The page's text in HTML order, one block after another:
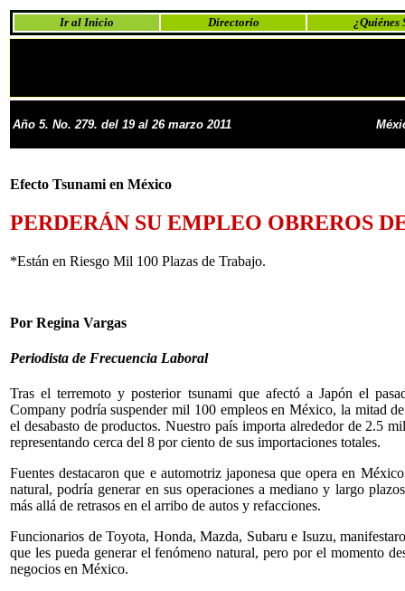
Ir al Inicio Directorio ¿Quiénes
Año 5. No. 279. del 19 al 26 marzo 2011
Efecto Tsunami en México
PERDERÁN SU EMPLEO OBREROS
*Están en Riesgo Mil 100 Plazas de Trabajo.
Por Regina Vargas
Periodista de Frecuencia Laboral
Tras el terremoto y posterior tsunami que afectó a Japón el
Company podría suspender mil 100 empleos en México, la mitad
el desabasto de productos. Nuestro país importa alrededor de 2.5
representando cerca del 8 por ciento de sus importaciones totales.
Fuentes destacaron que e automotriz japonesa que opera en
natural, podría generar en sus operaciones a mediano y largo
más allá de retrasos en el arribo de autos y refacciones.
Funcionarios de Toyota, Honda, Mazda, Subaru e Isuzu,
que les pueda generar el fenómeno natural, pero por el momento
negocios en México.